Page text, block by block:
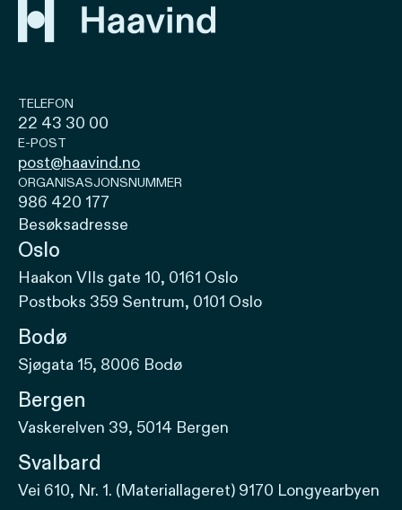
TELEFON
22 43 30 00
E-POST
post@haavind.no
ORGANISASJONSNUMMER
986 420 177
Besøksadresse
Oslo
Haakon VIIs gate 10, 0161 Oslo
Postboks 359 Sentrum, 0101 Oslo
Bodø
Sjøgata 15, 8006 Bodø
Bergen
Vaskerelven 39, 5014 Bergen
Svalbard
Vei 610, Nr. 1. (Materiallageret) 9170 Longyearbyen